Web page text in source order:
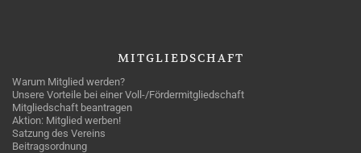
MITGLIEDSCHAFT
Warum Mitglied werden?
Unsere Vorteile bei einer Voll-/Fördermitgliedschaft
Mitgliedschaft beantragen
Aktion: Mitglied werben!
Satzung des Vereins
Beitragsordnung